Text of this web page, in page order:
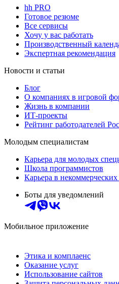
hh PRO
Готовое резюме
Все сервисы
Хочу у вас работать
Производственный
Экспертная рекомендация
Новости и статьи
Блог
О компаниях в игровой
Жизнь в компании
ИТ-проекты
Рейтинг работодателей
Молодым специалистам
Карьера для молодых
Школа программистов
Карьера в
Боты для уведомлений
Мобильное приложение
Этика и комплаенс
Оказание услуг
Использование сайтов